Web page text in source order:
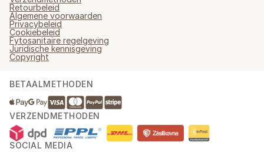
Retourbeleid
Algemene voorwaarden
Privacybeleid
Cookiebeleid
Fytosanitaire regelgeving
Juridische kennisgeving
Copyright
BETAALMETHODEN
VERZENDMETHODEN
SOCIAL MEDIA